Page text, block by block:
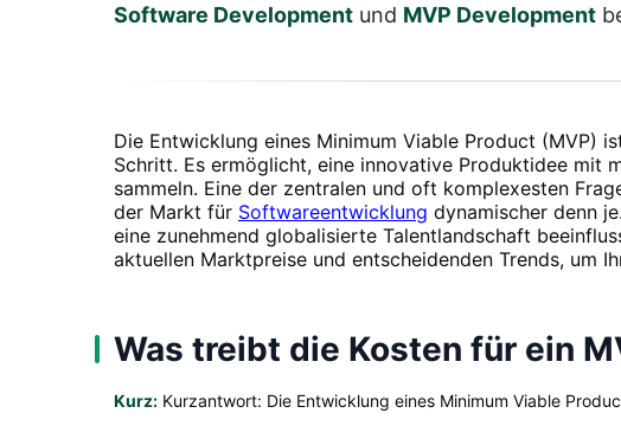
Software Development und MVP Development
Die Entwicklung eines Minimum Viable Product (MVP)
Schritt. Es ermöglicht, eine innovative Produktidee mit
sammeln. Eine der zentralen und oft komplexesten
der Markt für Softwareentwicklung dynamischer denn
eine zunehmend globalisierte Talentlandschaft
aktuellen Marktpreise und entscheidenden Trends, um
Was treibt die Kosten für ein
Kurz: Kurzantwort: Die Entwicklung eines Minimum Viable